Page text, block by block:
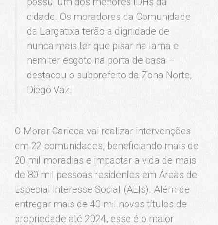
cidade. Os moradores da Comunidade
da Largatixa terão a dignidade de
nunca mais ter que pisar na lama e
nem ter esgoto na porta de casa –
destacou o subprefeito da Zona Norte,
Diego Vaz.
O Morar Carioca vai realizar intervenções
em 22 comunidades, beneficiando mais de
20 mil moradias e impactar a vida de mais
de 80 mil pessoas residentes em Áreas de
Especial Interesse Social (AEIs). Além de
entregar mais de 40 mil novos títulos de
propriedade até 2024, esse é o maior